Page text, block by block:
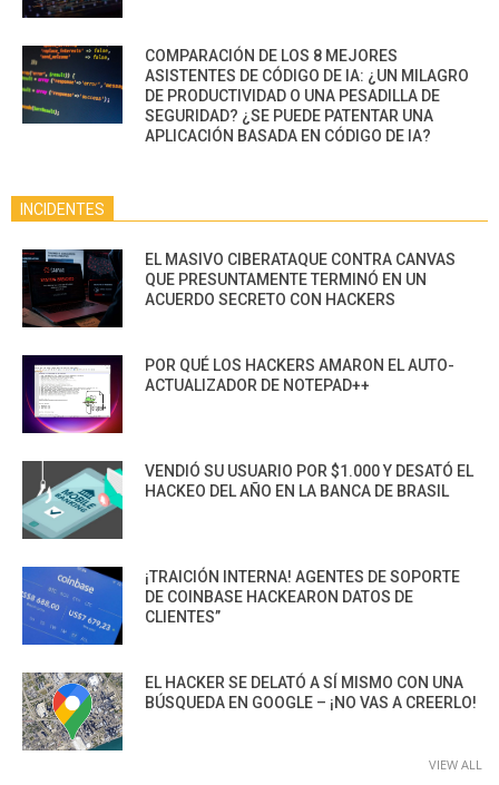
COMPARACIÓN DE LOS 8 MEJORES
ASISTENTES DE CÓDIGO DE IA: ¿UN MILAGRO
DE PRODUCTIVIDAD O UNA PESADILLA DE
SEGURIDAD? ¿SE PUEDE PATENTAR UNA
APLICACIÓN BASADA EN CÓDIGO DE IA?
INCIDENTES
EL MASIVO CIBERATAQUE CONTRA CANVAS
QUE PRESUNTAMENTE TERMINÓ EN UN
ACUERDO SECRETO CON HACKERS
POR QUÉ LOS HACKERS AMARON EL AUTO-
ACTUALIZADOR DE NOTEPAD++
VENDIÓ SU USUARIO POR $1.000 Y DESATÓ EL
HACKEO DEL AÑO EN LA BANCA DE BRASIL
¡TRAICIÓN INTERNA! AGENTES DE SOPORTE
DE COINBASE HACKEARON DATOS DE
CLIENTES”
EL HACKER SE DELATÓ A SÍ MISMO CON UNA
BÚSQUEDA EN GOOGLE – ¡NO VAS A CREERLO!
VIEW ALL